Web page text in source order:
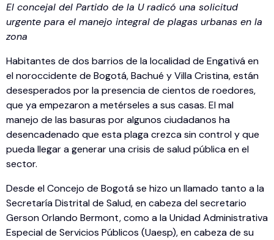
El concejal del Partido de la U radicó una solicitud
urgente para el manejo integral de plagas urbanas en la
zona
Habitantes de dos barrios de la localidad de Engativá en
el noroccidente de Bogotá, Bachué y Villa Cristina, están
desesperados por la presencia de cientos de roedores,
que ya empezaron a metérseles a sus casas. El mal
manejo de las basuras por algunos ciudadanos ha
desencadenado que esta plaga crezca sin control y que
pueda llegar a generar una crisis de salud pública en el
sector.
Desde el Concejo de Bogotá se hizo un llamado tanto a la
Secretaría Distrital de Salud, en cabeza del secretario
Gerson Orlando Bermont, como a la Unidad Administrativa
Especial de Servicios Públicos (Uaesp), en cabeza de su